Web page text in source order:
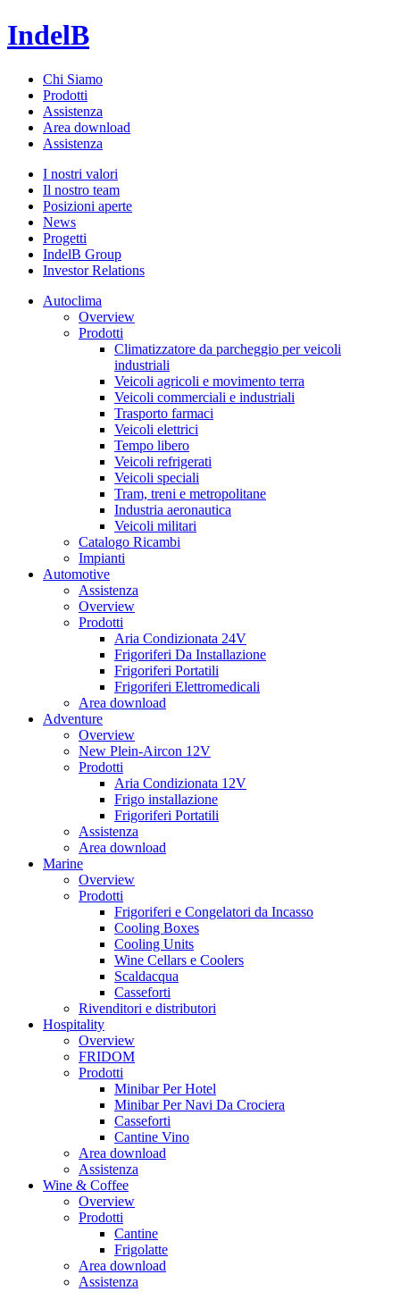
IndelB
Chi Siamo
Prodotti
Assistenza
Area download
Assistenza
I nostri valori
Il nostro team
Posizioni aperte
News
Progetti
IndelB Group
Investor Relations
Autoclima
Overview
Prodotti
Climatizzatore da parcheggio per veicoli
industriali
Veicoli agricoli e movimento terra
Veicoli commerciali e industriali
Trasporto farmaci
Veicoli elettrici
Tempo libero
Veicoli refrigerati
Veicoli speciali
Tram, treni e metropolitane
Industria aeronautica
Veicoli militari
Catalogo Ricambi
Impianti
Automotive
Assistenza
Overview
Prodotti
Aria Condizionata 24V
Frigoriferi Da Installazione
Frigoriferi Portatili
Frigoriferi Elettromedicali
Area download
Adventure
Overview
New Plein-Aircon 12V
Prodotti
Aria Condizionata 12V
Frigo installazione
Frigoriferi Portatili
Assistenza
Area download
Marine
Overview
Prodotti
Frigoriferi e Congelatori da Incasso
Cooling Boxes
Cooling Units
Wine Cellars e Coolers
Scaldacqua
Casseforti
Rivenditori e distributori
Hospitality
Overview
FRIDOM
Prodotti
Minibar Per Hotel
Minibar Per Navi Da Crociera
Casseforti
Cantine Vino
Area download
Assistenza
Wine & Coffee
Overview
Prodotti
Cantine
Frigolatte
Area download
Assistenza